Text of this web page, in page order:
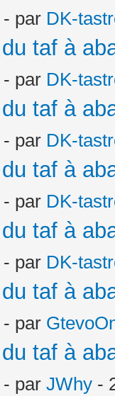
- par DK-
du taf à
- par DK-
du taf à
- par DK-
du taf à
- par DK-
du taf à
- par DK-
du taf à
- par
du taf à
- par JWhy -